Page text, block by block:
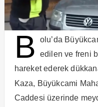
B
olu’da
edilen ve freni
hareket ederek
Kaza, Büyükcami
Caddesi üzerinde